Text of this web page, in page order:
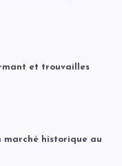
et trouvailles
marché historique au